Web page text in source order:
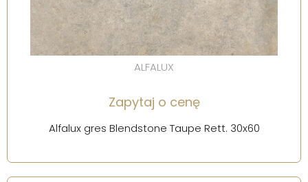
ALFALUX
Zapytaj o cenę
Alfalux gres Blendstone Taupe Rett. 30x60